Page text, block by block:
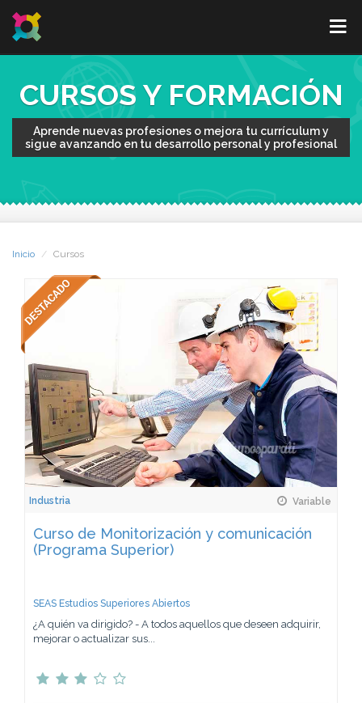
CURSOS Y FORMACIÓN
Aprende nuevas profesiones o mejora tu currículum y
sigue avanzando en tu desarrollo personal y profesional
Inicio Cursos
Industria Variable
Curso de Monitorización y comunicación
(Programa Superior)
SEAS Estudios Superiores Abiertos
¿A quién va dirigido? - A todos aquellos que deseen adquirir,
mejorar o actualizar sus...